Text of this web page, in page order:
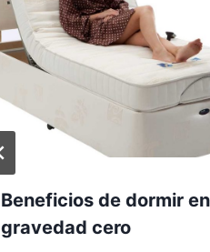
Beneficios de dormir en
gravedad cero